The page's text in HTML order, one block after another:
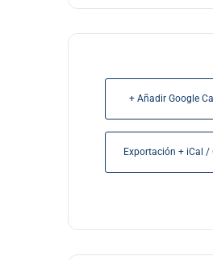
+ Añadir Google
Exportación + iCal /